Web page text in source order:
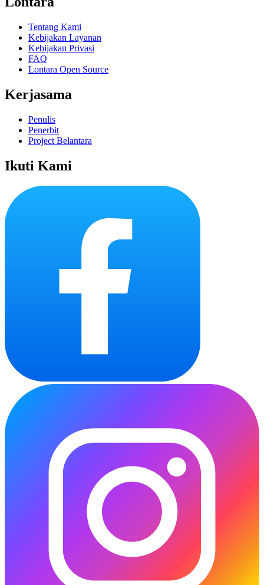
Tentang Kami
Kebijakan Layanan
Kebijakan Privasi
FAQ
Lontara Open Source
Kerjasama
Penulis
Penerbit
Project Belantara
Ikuti Kami